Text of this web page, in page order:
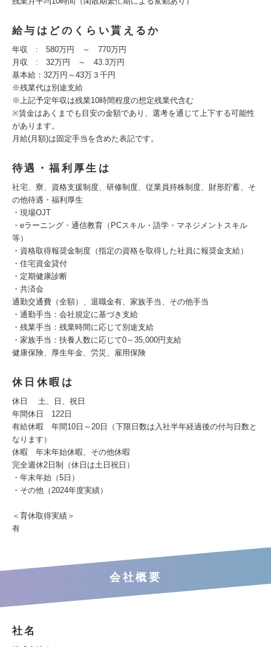
給与はどのくらい貰えるか
年収 : 580万円 ～ 770万円
月収 : 32万円 ～ 43.3万円
基本給：32万円～43万３千円
※残業代は別途支給
※上記予定年収は残業10時間程度の想定残業代含む
※賃金はあくまでも目安の金額であり、選考を通じて上下する可能性
があります。
月給(月額)は固定手当を含めた表記です。
待遇・福利厚生は
社宅、寮、資格支援制度、研修制度、従業員持株制度、財形貯蓄、そ
の他待遇・福利厚生
・現場OJT
・eラーニング・通信教育（PCスキル・語学・マネジメントスキル
等）
・資格取得報奨金制度（指定の資格を取得した社員に報奨金支給）
・住宅資金貸付
・定期健康診断
・共済会
通勤交通費（全額）、退職金有、家族手当、その他手当
・通勤手当：会社規定に基づき支給
・残業手当：残業時間に応じて別途支給
・家族手当：扶養人数に応じて0～35,000円支給
健康保険、厚生年金、労災、雇用保険
休日休暇は
休日 土、日、祝日
年間休日 122日
有給休暇 年間10日～20日（下限日数は入社半年経過後の付与日数と
なります）
休暇 年末年始休暇、その他休暇
完全週休2日制（休日は土日祝日）
・年末年始（5日）
・その他（2024年度実績）
＜育休取得実績＞
有
会社概要
社名